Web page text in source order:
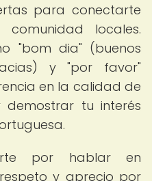
para conectarte
locales.
"bom dia" (buenos
y "por favor"
en la calidad de
tu interés
por hablar en
y aprecio por